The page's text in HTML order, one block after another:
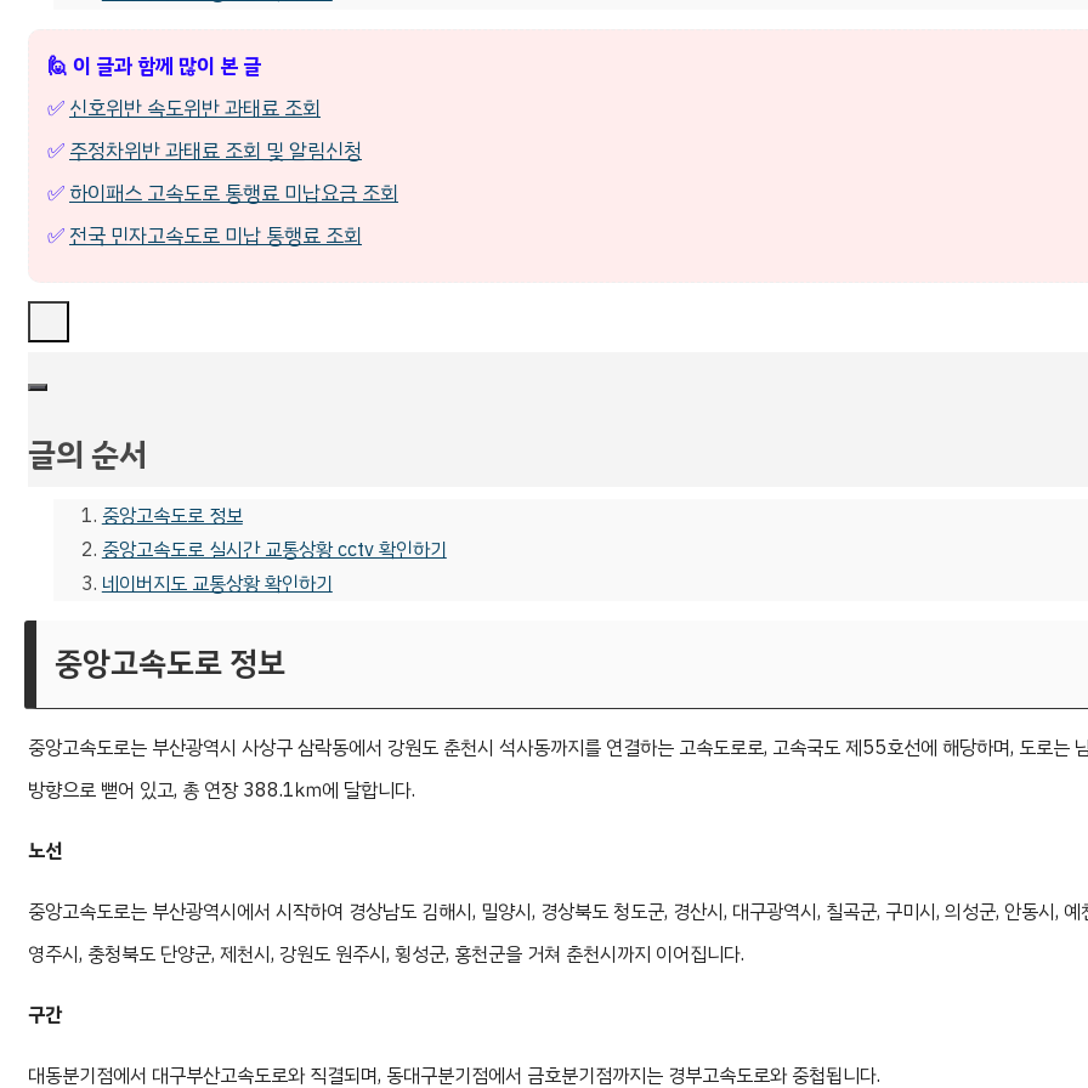
🙋 이 글과 함께 많이 본 글
✅신호위반 속도위반 과태료 조회
✅주정차위반 과태료 조회 및 알림신청
✅하이패스 고속도로 통행료 미납요금 조회
✅전국 민자고속도로 미납 통행료 조회
글의 순서
중앙고속도로 정보
중앙고속도로 실시간 교통상황 cctv 확인하기
네이버지도 교통상황 확인하기
중앙고속도로 정보
중앙고속도로는 부산광역시 사상구 삼락동에서 강원도 춘천시 석사동까지를 연결하는 고속도로로, 고속국도 제55호선에 해당하며, 도로는
방향으로 뻗어 있고, 총 연장 388.1㎞에 달합니다.
노선
중앙고속도로는 부산광역시에서 시작하여 경상남도 김해시, 밀양시, 경상북도 청도군, 경산시, 대구광역시, 칠곡군, 구미시, 의성군, 안동시, 예
영주시, 충청북도 단양군, 제천시, 강원도 원주시, 횡성군, 홍천군을 거쳐 춘천시까지 이어집니다.
구간
대동분기점에서 대구부산고속도로와 직결되며, 동대구분기점에서 금호분기점까지는 경부고속도로와 중첩됩니다.